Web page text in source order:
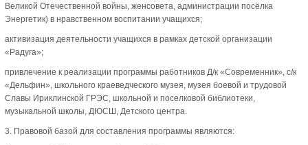
Великой Отечественной войны, женсовета, администрации посёлка
Энергетик) в нравственном воспитании учащихся;
активизация деятельности учащихся в рамках детской организации
«Радуга»;
привлечение к реализации программы работников Д/к «Современник», с/к
«Дельфин», школьного краеведческого музея, музея боевой и трудовой
Славы Ириклинской ГРЭС, школьной и поселковой библиотеки,
музыкальной школы, ДЮСШ, Детского центра.
3. Правовой базой для составления программы являются: